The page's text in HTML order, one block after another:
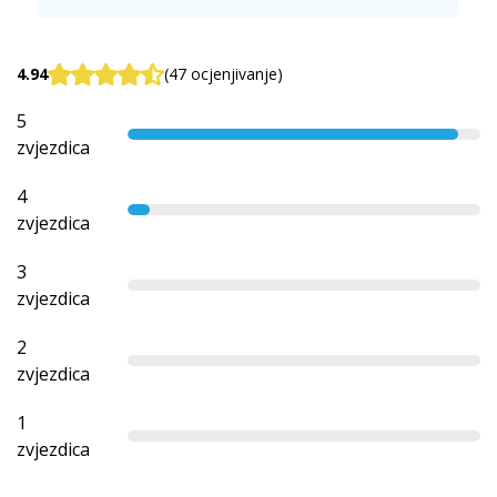
4.94 (47 ocjenjivanje)
5
zvjezdica
4
zvjezdica
3
zvjezdica
2
zvjezdica
1
zvjezdica